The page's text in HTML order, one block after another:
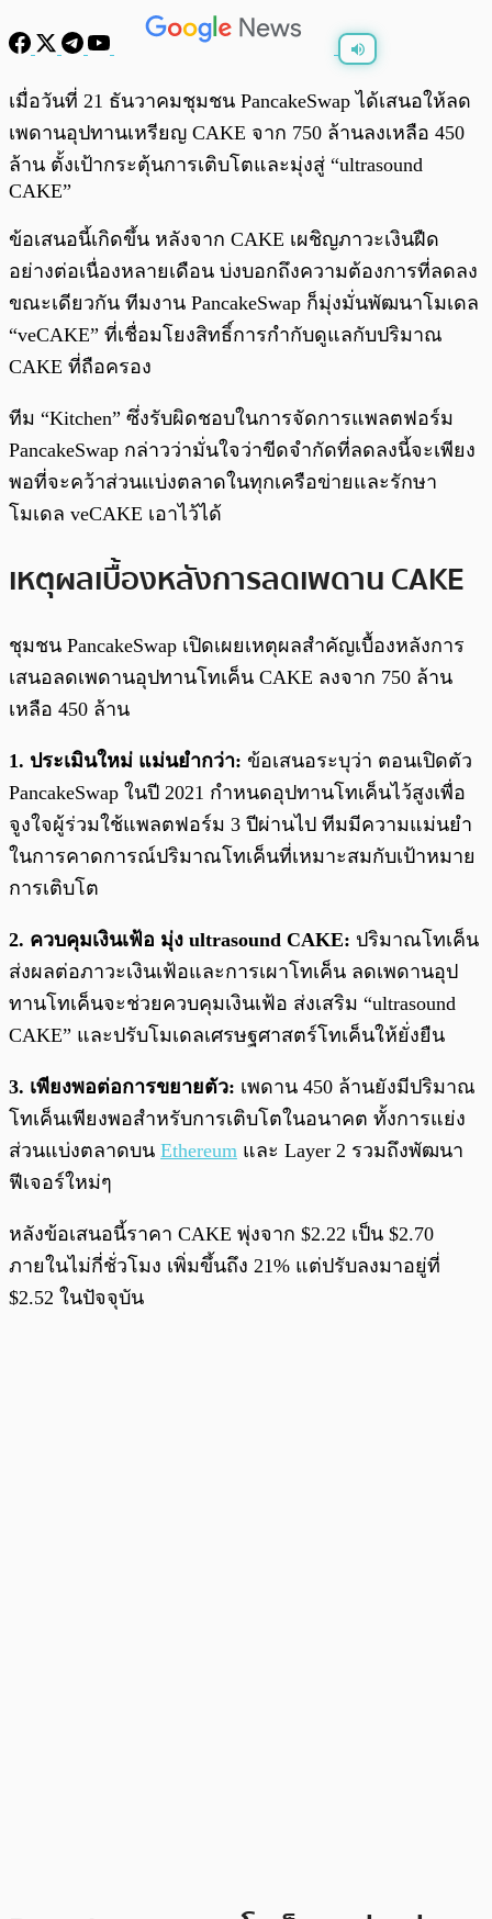
พร้อมเล่น 0:00 0:00
เมื่อวันที่ 21 ธันวาคมชุมชน PancakeSwap ได้เสนอให้ลด
เพดานอุปทานเหรียญ CAKE จาก 750 ล้านลงเหลือ 450
ล้าน ตั้งเป้ากระตุ้นการเติบโตและมุ่งสู่ “ultrasound
CAKE”
ข้อเสนอนี้เกิดขึ้น หลังจาก CAKE เผชิญภาวะเงินฝืด
อย่างต่อเนื่องหลายเดือน บ่งบอกถึงความต้องการที่ลดลง
ขณะเดียวกัน ทีมงาน PancakeSwap ก็มุ่งมั่นพัฒนาโมเดล
“veCAKE” ที่เชื่อมโยงสิทธิ์การกำกับดูแลกับปริมาณ
CAKE ที่ถือครอง
ทีม “Kitchen” ซึ่งรับผิดชอบในการจัดการแพลตฟอร์ม
PancakeSwap กล่าวว่ามั่นใจว่าขีดจำกัดที่ลดลงนี้จะเพียง
พอที่จะคว้าส่วนแบ่งตลาดในทุกเครือข่ายและรักษา
โมเดล veCAKE เอาไว้ได้
เหตุผลเบื้องหลังการลดเพดาน CAKE
ชุมชน PancakeSwap เปิดเผยเหตุผลสำคัญเบื้องหลังการ
เสนอลดเพดานอุปทานโทเค็น CAKE ลงจาก 750 ล้าน
เหลือ 450 ล้าน
1. ประเมินใหม่ แม่นยำกว่า: ข้อเสนอระบุว่า ตอนเปิดตัว
PancakeSwap ในปี 2021 กำหนดอุปทานโทเค็นไว้สูงเพื่อ
จูงใจผู้ร่วมใช้แพลตฟอร์ม 3 ปีผ่านไป ทีมมีความแม่นยำ
ในการคาดการณ์ปริมาณโทเค็นที่เหมาะสมกับเป้าหมาย
การเติบโต
2. ควบคุมเงินเฟ้อ มุ่ง ultrasound CAKE: ปริมาณโทเค็น
ส่งผลต่อภาวะเงินเฟ้อและการเผาโทเค็น ลดเพดานอุป
ทานโทเค็นจะช่วยควบคุมเงินเฟ้อ ส่งเสริม “ultrasound
CAKE” และปรับโมเดลเศรษฐศาสตร์โทเค็นให้ยั่งยืน
3. เพียงพอต่อการขยายตัว: เพดาน 450 ล้านยังมีปริมาณ
โทเค็นเพียงพอสำหรับการเติบโตในอนาคต ทั้งการแย่ง
ส่วนแบ่งตลาดบน Ethereum และ Layer 2 รวมถึงพัฒนา
ฟีเจอร์ใหม่ๆ
หลังข้อเสนอนี้ราคา CAKE พุ่งจาก $2.22 เป็น $2.70
ภายในไม่กี่ชั่วโมง เพิ่มขึ้นถึง 21% แต่ปรับลงมาอยู่ที่
$2.52 ในปัจจุบัน